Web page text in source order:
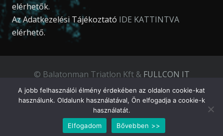
elérhetők.
Az Adatkezelési Tájékoztató IDE KATTINTVA
elérhető.
© Balatonman Triatlon Kft & FULLCON IT
Development Kft.
Magyar
A jobb felhasználói élmény érdekében az oldalon cookie-kat
használunk. Oldalunk használatával, Ön elfogadja a cookie-k
használatát.
Elfogadom
Bővebben >>